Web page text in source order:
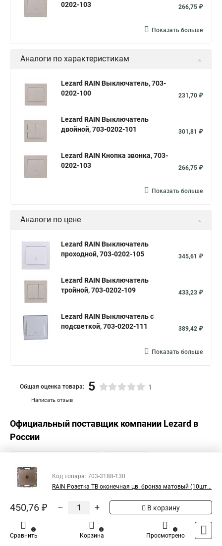
0202-103
266,75 ₽
Показать больше
Аналоги по характеристикам
Lezard RAIN Выключатель, 703-
0202-100
231,70 ₽
Lezard RAIN Выключатель
двойной, 703-0202-101
301,81 ₽
Lezard RAIN Кнопка звонка, 703-
0202-103
266,75 ₽
Показать больше
Аналоги по цене
Lezard RAIN Выключатель
проходной, 703-0202-105
345,61 ₽
Lezard RAIN Выключатель
тройной, 703-0202-109
433,23 ₽
Lezard RAIN Выключатель с
подсветкой, 703-0202-111
389,42 ₽
Показать больше
Написать отзыв
Общая оценка товара: 5 1
Официальный поставщик компании Lezard в
России
Код товара: 703-3188-130
RAIN Розетка ТВ оконечная цв. бронза матовый (10шт...
450,76 ₽ – + В корзину
Сравнить
0
Корзина
0
Просмотрено
1